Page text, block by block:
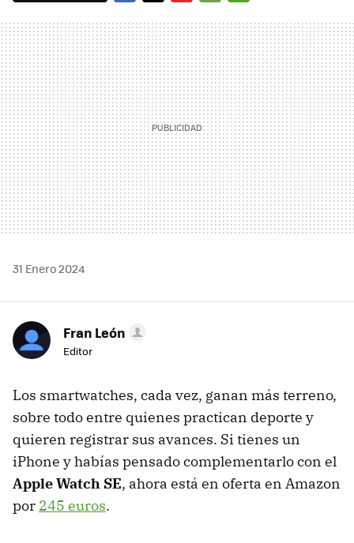
MAIL
31 Enero 2024
Fran León
Editor
Los smartwatches, cada vez, ganan más terreno,
sobre todo entre quienes practican deporte y
quieren registrar sus avances. Si tienes un
iPhone y habías pensado complementarlo con el
Apple Watch SE, ahora está en oferta en Amazon
por 245 euros.